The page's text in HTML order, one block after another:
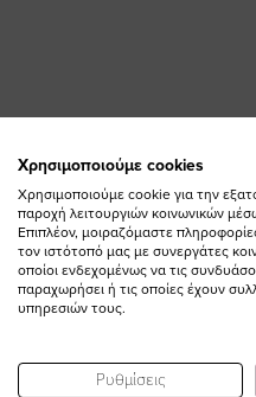
Χρησιμοποιούμε cookies
Χρησιμοποιούμε cookie για την
παροχή λειτουργιών κοινωνικών
Επιπλέον, μοιραζόμαστε
τον ιστότοπό μας με συνεργάτες
οποίοι ενδεχομένως να τις
παραχωρήσει ή τις οποίες έχουν
υπηρεσιών τους.
Ρυθμίσεις